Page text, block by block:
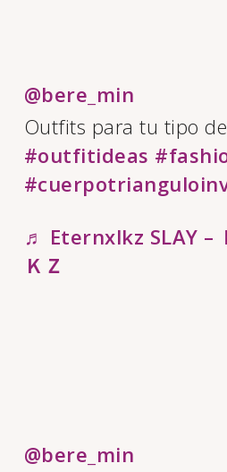
@bere_min
Outfits para tu tipo
#outfitideas
♬ Eternxlkz SLAY –
ＫＺ
@bere_min